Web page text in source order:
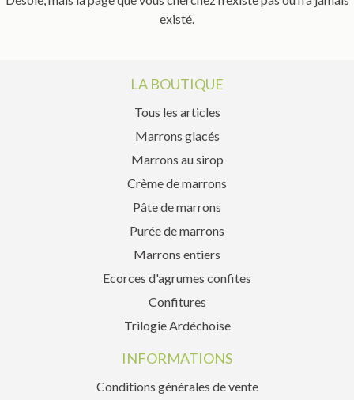
existé.
LA BOUTIQUE
Tous les articles
Marrons glacés
Marrons au sirop
Crème de marrons
Pâte de marrons
Purée de marrons
Marrons entiers
Ecorces d'agrumes confites
Confitures
Trilogie Ardéchoise
INFORMATIONS
Conditions générales de vente